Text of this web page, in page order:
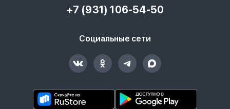
+7 (931) 106-54-50
Социальные сети